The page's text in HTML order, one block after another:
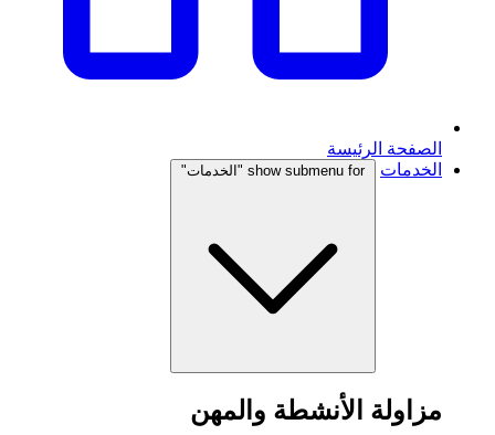
الصفحة الرئيسة
الخدمات
show submenu for "الخدمات"
مزاولة الأنشطة والمهن